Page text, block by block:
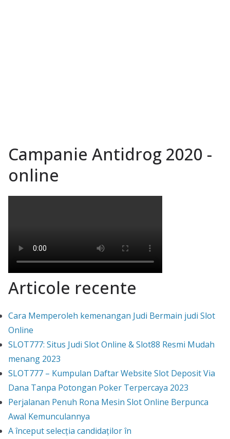
Campanie Antidrog 2020 -
online
Articole recente
Cara Memperoleh kemenangan Judi Bermain judi Slot
Online
SLOT777: Situs Judi Slot Online & Slot88 Resmi Mudah
menang 2023
SLOT777 – Kumpulan Daftar Website Slot Deposit Via
Dana Tanpa Potongan Poker Terpercaya 2023
Perjalanan Penuh Rona Mesin Slot Online Berpunca
Awal Kemunculannya
A început selecția candidaților în